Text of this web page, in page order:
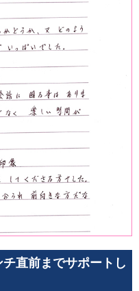
直前までサポートし